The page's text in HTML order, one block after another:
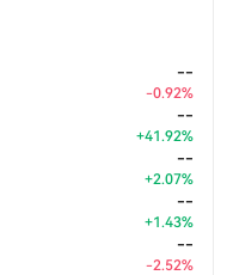
--
-0.92%
--
+41.92%
--
+2.07%
--
+1.43%
--
-2.52%